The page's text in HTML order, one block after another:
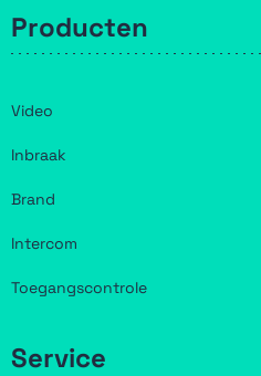
Producten
Video
Inbraak
Brand
Intercom
Toegangscontrole
Service